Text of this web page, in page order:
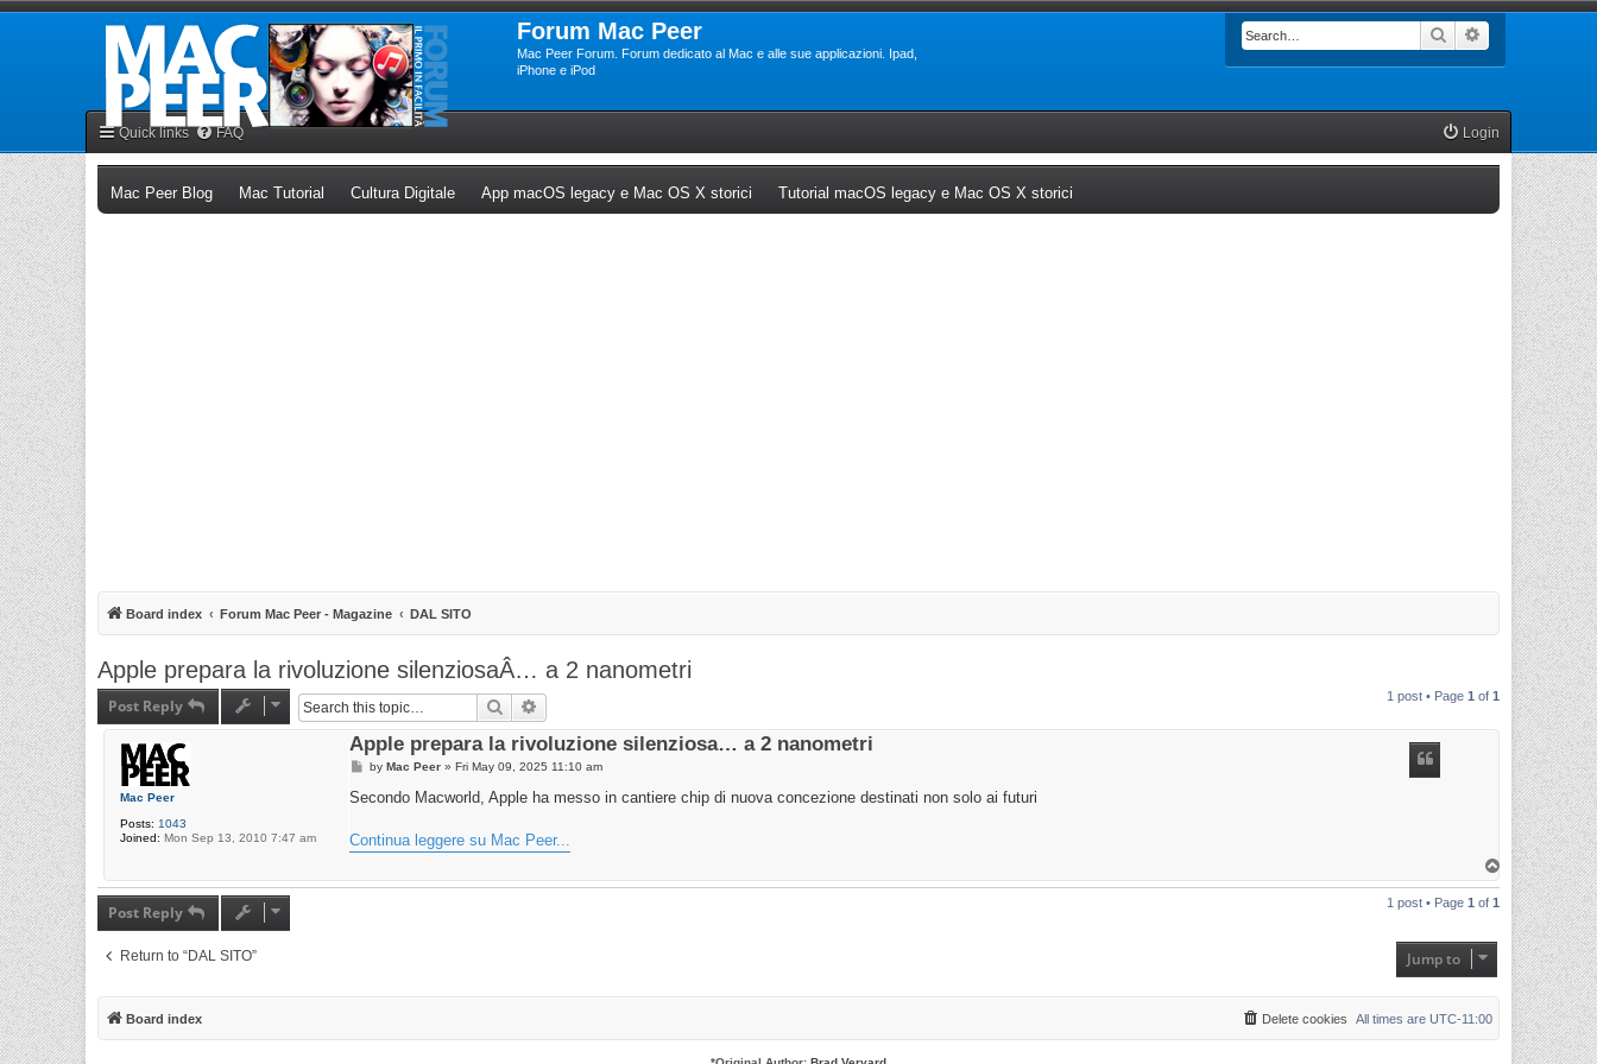
Forum Mac Peer
Mac Peer Forum. Forum dedicato al Mac e alle sue applicazioni. Ipad,
iPhone e iPod
Search
Quick links FAQ Login
Mac Peer Blog(Opens a new tab)
Mac Tutorial (Opens a new tab)
Cultura Digitale(Opens a new tab)
App macOS legacy e Mac OS X storici (Opens a new tab)
Tutorial macOS legacy e Mac OS X storici
Board index Forum Mac Peer - Magazine DAL SITO
Apple prepara la rivoluzione silenziosaÂ… a 2 nanometri
Post Reply Search 1 post • Page 1 of 1
Mac Peer
Posts: 1043
Joined: Mon Sep 13, 2010 7:47 am
Apple prepara la rivoluzione silenziosa… a 2 nanometri
P
s
by Mac Peer» Fri May 09, 2025 11:10 am
Secondo Macworld, Apple ha messo in cantiere chip di nuova concezione destinati non solo ai futuri
Continua leggere su Mac Peer...
Post Reply 1 post • Page 1 of 1
Return to “DAL SITO” Jump to
Board index All times are UTC-11:00
Delete cookies